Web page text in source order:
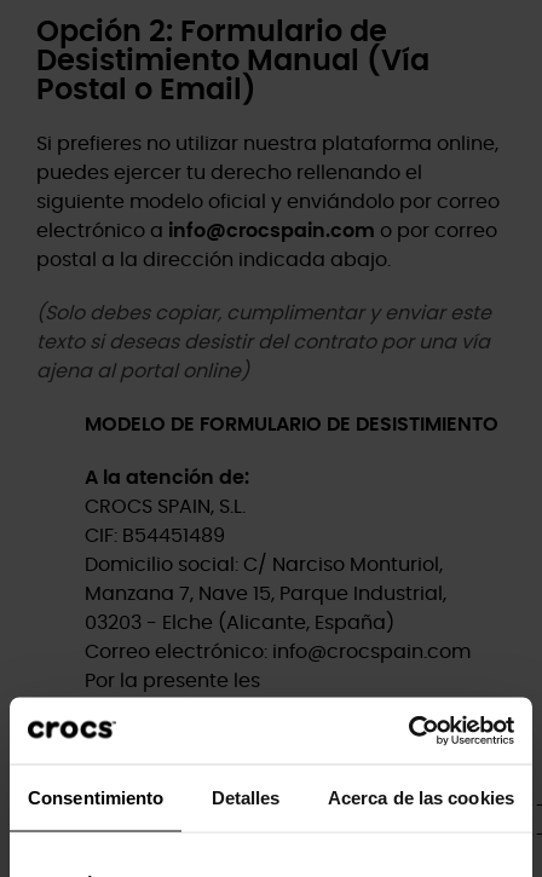
Consentimiento Detalles Acerca de las cookies
Opción 2: Formulario de
Desistimiento Manual (Vía
Postal o Email)
Si prefieres no utilizar nuestra plataforma online,
puedes ejercer tu derecho rellenando el
siguiente modelo oficial y enviándolo por correo
electrónico a info@crocspain.com o por correo
postal a la dirección indicada abajo.
(Solo debes copiar, cumplimentar y enviar este
texto si deseas desistir del contrato por una vía
ajena al portal online)
MODELO DE FORMULARIO DE DESISTIMIENTO
A la atención de:
CROCS SPAIN, S.L.
CIF: B54451489
Domicilio social: C/ Narciso Monturiol,
Manzana 7, Nave 15, Parque Industrial,
03203 - Elche (Alicante, España)
Correo electrónico: info@crocspain.com
Por la presente les
desisto/desistimos del contrato de venta